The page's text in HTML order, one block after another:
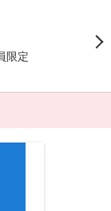
限定